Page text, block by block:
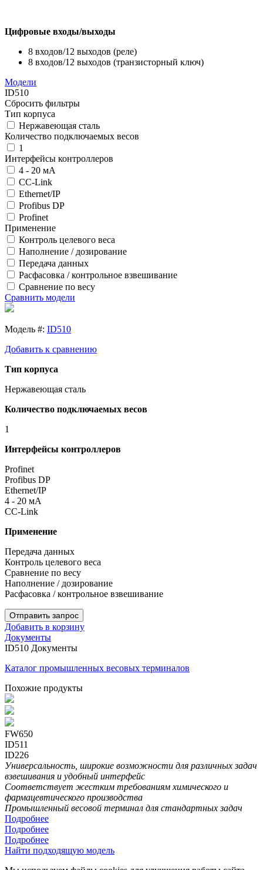
Цифровые входы/выходы
8 входов/12 выходов (реле)
8 входов/12 выходов (транзисторный ключ)
Модели
ID510
Сбросить фильтры
Тип корпуса
Нержавеющая сталь
Количество подключаемых весов
1
Интерфейсы контроллеров
4 - 20 мА
CC-Link
Ethernet/IP
Profibus DP
Profinet
Применение
Контроль целевого веса
Наполнение / дозирование
Передача данных
Расфасовка / контрольное взвешивание
Сравнение по весу
Сравнить модели
Модель #: ID510
Добавить к сравнению
Тип корпуса
Нержавеющая сталь
Количество подключаемых весов
1
Интерфейсы контроллеров
Profinet
Profibus DP
Ethernet/IP
4 - 20 мА
CC-Link
Применение
Передача данных
Контроль целевого веса
Сравнение по весу
Наполнение / дозирование
Расфасовка / контрольное взвешивание
Отправить запрос
Добавить в корзину
Документы
ID510 Документы
Каталог промышленных весовых терминалов
Похожие продукты
FW650
ID511
ID226
Универсальность, широкие возможности для различных задач
взвешивания и удобный интерфейс
Соответствует жестким требованиям химического и
фармацевтического производства
Промышленный весовой терминал для стандартных задач
Подробнее
Подробнее
Подробнее
Найти подходящую модель